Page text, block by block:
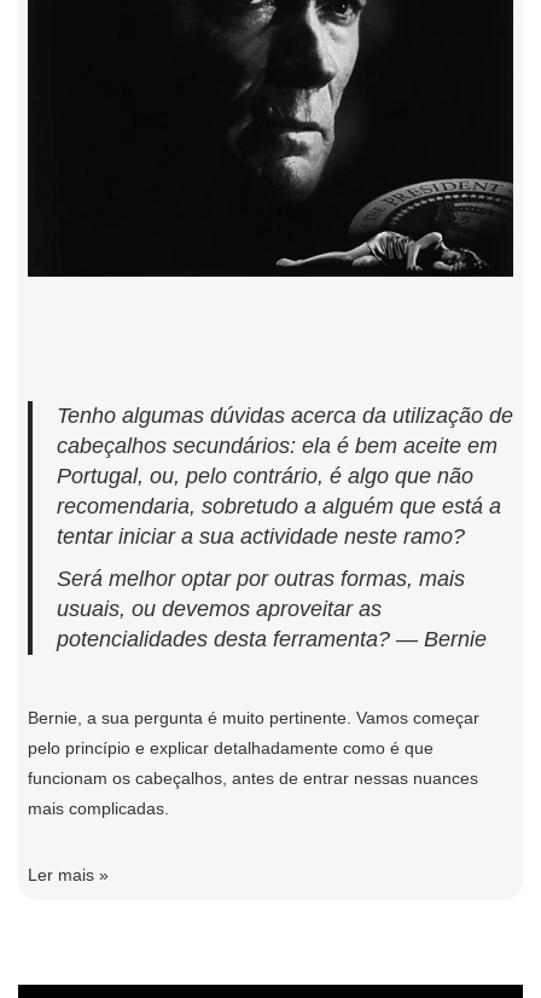
Tenho algumas dúvidas acerca da utilização de
cabeçalhos secundários: ela é bem aceite em
Portugal, ou, pelo contrário, é algo que não
recomendaria, sobretudo a alguém que está a
tentar iniciar a sua actividade neste ramo?
Será melhor optar por outras formas, mais
usuais, ou devemos aproveitar as
potencialidades desta ferramenta? — Bernie
Bernie, a sua pergunta é muito pertinente. Vamos começar
pelo princípio e explicar detalhadamente como é que
funcionam os cabeçalhos, antes de entrar nessas nuances
mais complicadas.
Ler mais »